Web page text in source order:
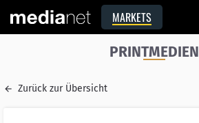
MARKETS
PRINTMEDIEN
Zurück zur Übersicht